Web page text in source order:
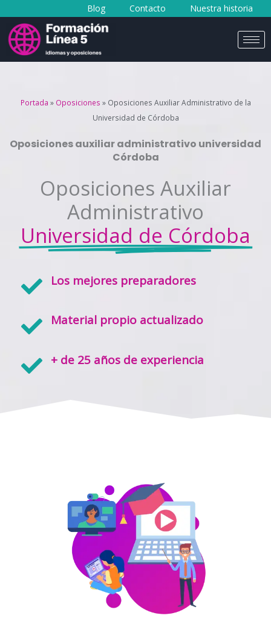
contenido
Blog Contacto Nuestra historia
Portada » Oposiciones » Oposiciones Auxiliar Administrativo de la
Universidad de Córdoba
Oposiciones auxiliar administrativo universidad
Córdoba
Oposiciones Auxiliar
Administrativo
Universidad de Córdoba
Los mejores preparadores
Material propio actualizado
+ de 25 años de experiencia